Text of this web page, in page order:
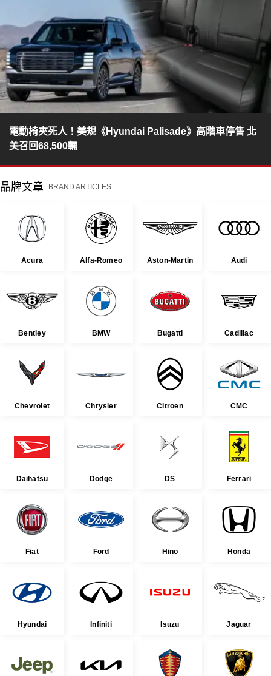
電動椅夾死人！美規《Hyundai Palisade》高階車停售 北
美召回68,500輛
品牌文章 BRAND ARTICLES
Acura Alfa-Romeo Aston-Martin Audi
Bentley BMW Bugatti Cadillac
Chevrolet Chrysler Citroen CMC
Daihatsu Dodge DS Ferrari
Fiat Ford Hino Honda
Hyundai Infiniti Isuzu Jaguar